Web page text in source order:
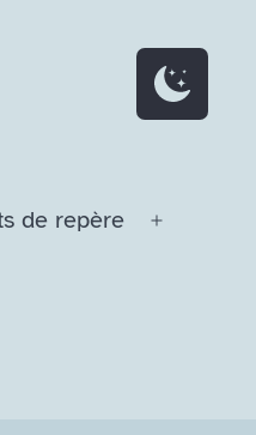
de repère
Ouvrir